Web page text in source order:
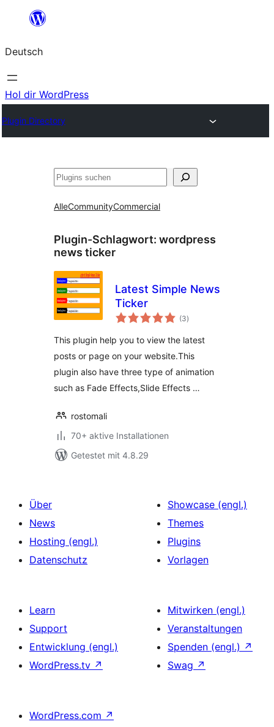
springen
Deutsch
Hol dir WordPress
Plugin Directory
Suchen
AlleCommunityCommercial
Plugin-Schlagwort: wordpress
news ticker
Latest Simple News
Ticker
(3Bewertungen
insgesamt
)
This plugin help you to view the latest
posts or page on your website.This
plugin also have three type of animation
such as Fade Effects,Slide Effects …
rostomali
70+ aktive Installationen
Getestet mit 4.8.29
Über
News
Hosting (engl.)
Datenschutz
Showcase (engl.)
Themes
Plugins
Vorlagen
Learn
Support
Entwicklung (engl.)
WordPress.tv ↗
Mitwirken (engl.)
Veranstaltungen
Spenden (engl.) ↗
Swag ↗
WordPress.com ↗